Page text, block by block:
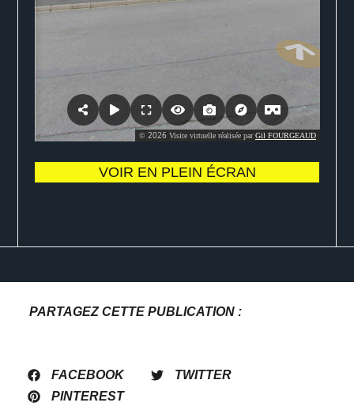
VOIR EN PLEIN ÉCRAN
PARTAGEZ CETTE PUBLICATION :
FACEBOOK
TWITTER
PINTEREST